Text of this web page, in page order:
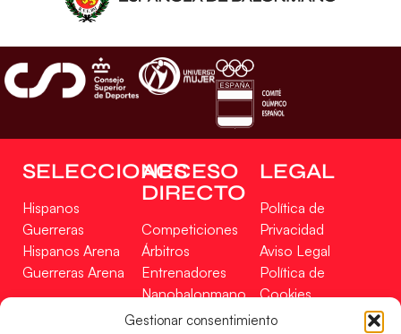
Gestionar consentimiento
SELECCIONES
Hispanos
Guerreras
Hispanos Arena
Guerreras Arena
ACCESO
DIRECTO
Competiciones
Árbitros
Entrenadores
Nanobalonmano
Tienda
LEGAL
Política de
Privacidad
Aviso Legal
Política de
Cookies
Mapa Web